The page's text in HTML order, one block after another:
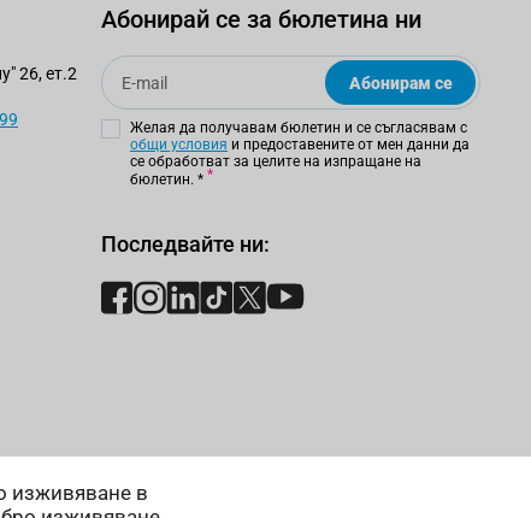
изживяване в
26, ет.2
Абонирай се за бюлетина ни
Email
Абонирам се
Желая да получавам бюлетин и се съгласявам с
общи условия и предоставените от мен данни да
се обработват за целите на изпращане на
бюлетин. *
Последвайте ни: